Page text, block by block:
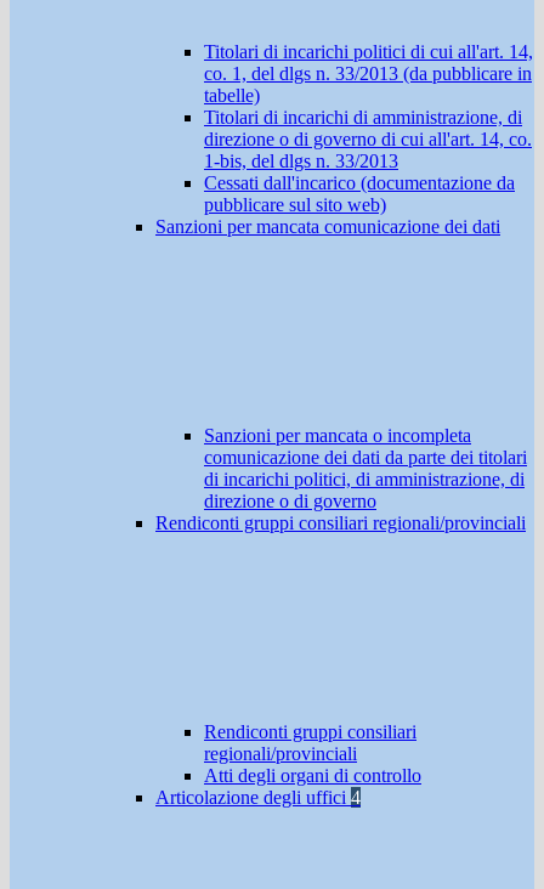
Titolari di incarichi politici di cui all'art. 14,
co. 1, del dlgs n. 33/2013 (da pubblicare in
tabelle)
Titolari di incarichi di amministrazione, di
direzione o di governo di cui all'art. 14, co.
1-bis, del dlgs n. 33/2013
Cessati dall'incarico (documentazione da
pubblicare sul sito web)
Sanzioni per mancata comunicazione dei dati
Sanzioni per mancata o incompleta
comunicazione dei dati da parte dei titolari
di incarichi politici, di amministrazione, di
direzione o di governo
Rendiconti gruppi consiliari regionali/provinciali
Rendiconti gruppi consiliari
regionali/provinciali
Atti degli organi di controllo
Articolazione degli uffici 4